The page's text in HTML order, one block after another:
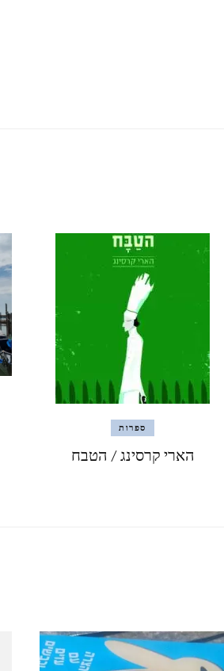
ספרות
הארי קרסינג / הטבח